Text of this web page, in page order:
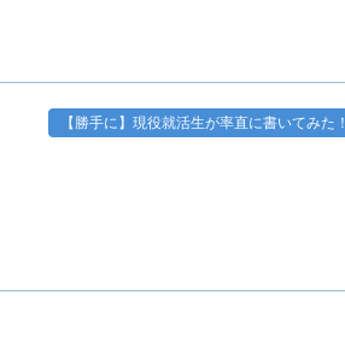
【勝手に】現役就活生が率直に書いてみた！